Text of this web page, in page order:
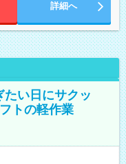
詳細へ
たい日にサクッ
トの軽作業